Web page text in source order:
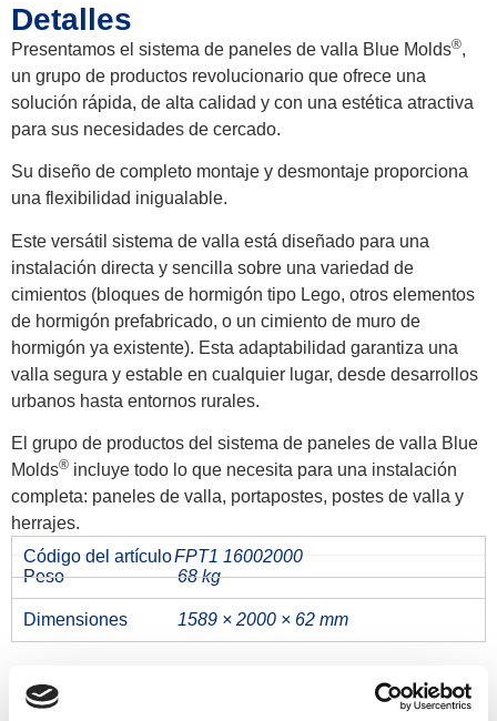
Detalles
Presentamos el sistema de paneles de valla Blue Molds®,
un grupo de productos revolucionario que ofrece una
solución rápida, de alta calidad y con una estética atractiva
para sus necesidades de cercado.
Su diseño de completo montaje y desmontaje proporciona
una flexibilidad inigualable.
Este versátil sistema de valla está diseñado para una
instalación directa y sencilla sobre una variedad de
cimientos (bloques de hormigón tipo Lego, otros elementos
de hormigón prefabricado, o un cimiento de muro de
hormigón ya existente). Esta adaptabilidad garantiza una
valla segura y estable en cualquier lugar, desde desarrollos
urbanos hasta entornos rurales.
El grupo de productos del sistema de paneles de valla Blue
Molds® incluye todo lo que necesita para una instalación
completa: paneles de valla, portapostes, postes de valla y
herrajes.
Código del artículoFPT1 16002000
Peso
68 kg
Dimensiones 1589 × 2000 × 62 mm
Herramienta rentable = producción de alto volumen